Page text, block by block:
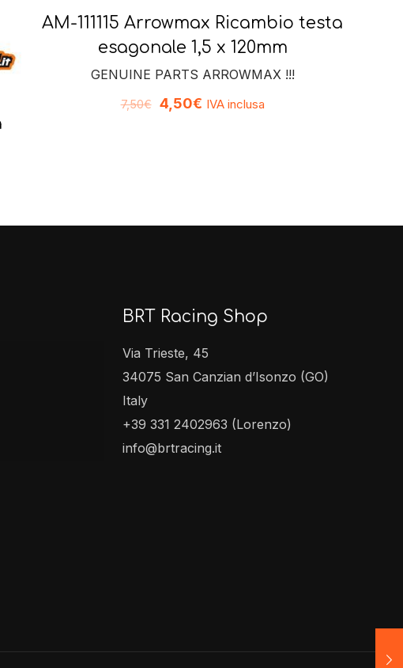
AM-111115 Arrowmax Ricambio testa
esagonale 1,5 x 120mm
GENUINE PARTS ARROWMAX !!!
7,50€ 4,50€ IVA inclusa
BRT Racing Shop
Via Trieste, 45
34075 San Canzian d’Isonzo (GO)
Italy
+39 331 2402963 (Lorenzo)
info@brtracing.it